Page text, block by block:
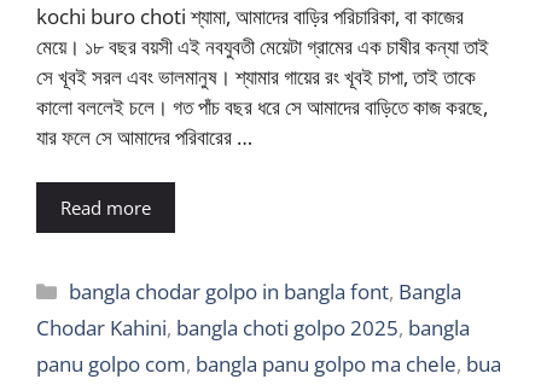
kochi buro choti শ্যামা, আমাদের বাড়ির পরিচারিকা, বা কাজের
মেয়ে। ১৮ বছর বয়সী এই নবযুবতী মেয়েটা গ্রামের এক চাষীর কন্যা তাই
সে খূবই সরল এবং ভালমানুষ। শ্যামার গায়ের রং খূবই চাপা, তাই তাকে
কালো বললেই চলে। গত পাঁচ বছর ধরে সে আমাদের বাড়িতে কাজ করছে,
যার ফলে সে আমাদের পরিবারের …
Read more
Categories
bangla chodar golpo in bangla font, Bangla
Chodar Kahini, bangla choti golpo 2025, bangla
panu golpo com, bangla panu golpo ma chele, bua